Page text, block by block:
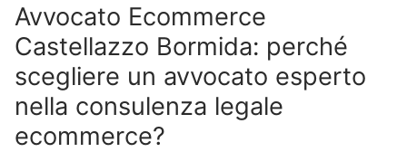
Avvocato Ecommerce
Castellazzo Bormida: perché
scegliere un avvocato esperto
nella consulenza legale
ecommerce?